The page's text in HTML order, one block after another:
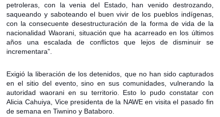
petroleras, con la venia del Estado, han venido destrozando,
saqueando y saboteando el buen vivir de los pueblos indígenas,
con la consecuente desestructuración de la forma de vida de la
nacionalidad Waorani, situación que ha acarreado en los últimos
años una escalada de conflictos que lejos de disminuir se
incrementara”.
Exigió la liberación de los detenidos, que no han sido capturados
en el sitio del evento, sino en sus comunidades, vulnerando la
autoridad waorani en su territorio. Esto lo pudo constatar con
Alicia Cahuiya, Vice presidenta de la NAWE en visita el pasado fin
de semana en Tiwnino y Bataboro.